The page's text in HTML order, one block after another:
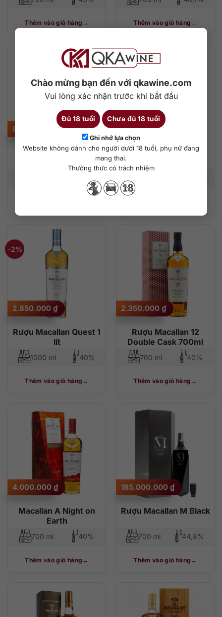
Chào mừng bạn đến với qkawine.com
Vui lòng xác nhận trước khi bắt đầu
Đủ 18 tuổi Chưa đủ 18 tuổi
Ghi nhớ lựa chọn
Website không dành cho người dưới 18 tuổi, phụ nữ đang
mang thai.
Thưởng thức có trách nhiệm
Thêm vào giỏ hàng Thêm vào giỏ hàng
Rượu Macallan 18
8.500.000
Rượu Macallan Quest
2.200.000₫
-2%
Rượu Macallan Quest 1
lít
Giá
gốc
là:
2.900.000 ₫.
2.850.000 ₫
Giá
hiện
tại
là:
2.850.000 ₫.
1000 ml 40%
Thêm vào giỏ hàng
Rượu Macallan 12
Double Cask 700ml
2.350.000 ₫
700 ml 40%
Thêm vào giỏ hàng
Macallan A Night on
Earth
4.000.000 ₫
700 ml 40%
Thêm vào giỏ hàng
Rượu Macallan M Black
185.000.000 ₫
700 ml 44,8%
Thêm vào giỏ hàng